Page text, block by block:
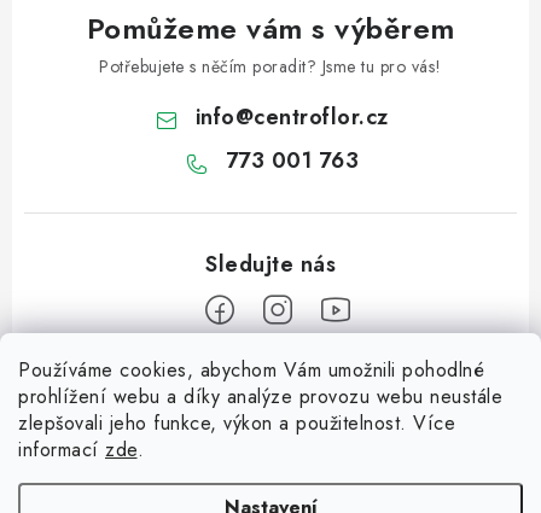
Používáme cookies, abychom Vám umožnili pohodlné
prohlížení webu a díky analýze provozu webu neustále
zlepšovali jeho funkce, výkon a použitelnost. Více
informací zde.
Pomůžeme vám s výběrem
Potřebujete s něčím poradit? Jsme tu pro vás!
info@centroflor.cz
773 001 763
Informace pro vás
Dopravné
Tipy na tvoření